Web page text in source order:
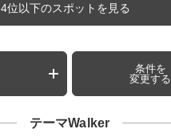
4位以下のスポットを見る
条件を
変更する
テーマWalker